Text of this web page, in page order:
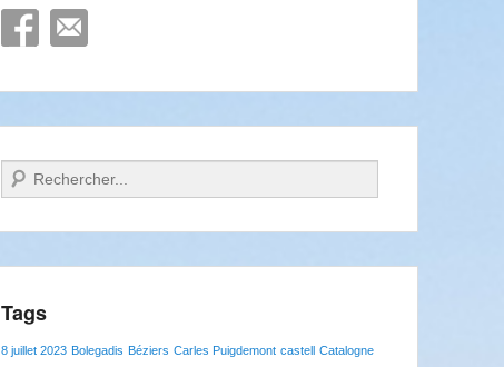
Recherche
Tags
8 juillet 2023 Bolegadis Béziers Carles Puigdemont castell Catalogne